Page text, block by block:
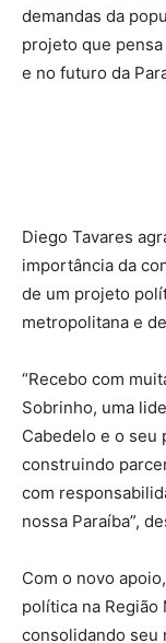
demandas da
projeto que
e no futuro da
Diego Tavares
importância da
de um projeto
metropolitana e
“Recebo com
Sobrinho, uma
Cabedelo e o seu
construindo
com
nossa Paraíba”,
Com o novo
política na Região
consolidando seu